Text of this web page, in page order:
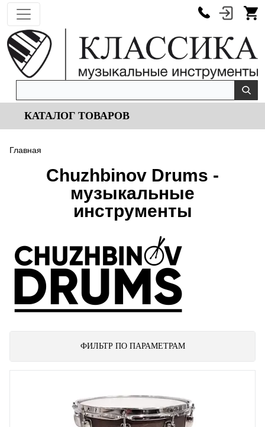
КАТАЛОГ ТОВАРОВ
Главная
Chuzhbinov Drums -
музыкальные
инструменты
ФИЛЬТР ПО ПАРАМЕТРАМ